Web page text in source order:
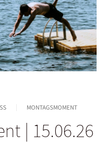
MONTAGSMOMENT
| 15.06.26